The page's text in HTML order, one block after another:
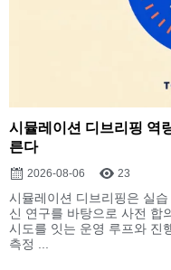
시뮬레이션 디브리핑 역
른다
2026-08-06 23
시뮬레이션 디브리핑은 실
신 연구를 바탕으로 사전 합
시도를 잇는 운영 루프와 진
측정 ...